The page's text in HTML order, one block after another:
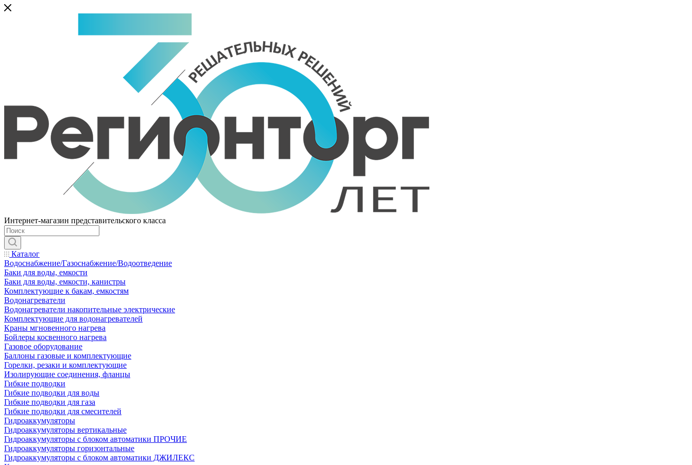
Интернет-магазин представительского класса
Каталог
Водоснабжение/Газоснабжение/Водоотведение
Баки для воды, емкости
Баки для воды, емкости, канистры
Комплектующие к бакам, емкостям
Водонагреватели
Водонагреватели накопительные электрические
Комплектующие для водонагревателей
Краны мгновенного нагрева
Бойлеры косвенного нагрева
Газовое оборудование
Баллоны газовые и комплектующие
Горелки, резаки и комплектующие
Изолирующие соединения, фланцы
Гибкие подводки
Гибкие подводки для воды
Гибкие подводки для газа
Гибкие подводки для смесителей
Гидроаккумуляторы
Гидроаккумуляторы вертикальные
Гидроаккумуляторы с блоком автоматики ПРОЧИЕ
Гидроаккумуляторы горизонтальные
Гидроаккумуляторы с блоком автоматики ДЖИЛЕКС